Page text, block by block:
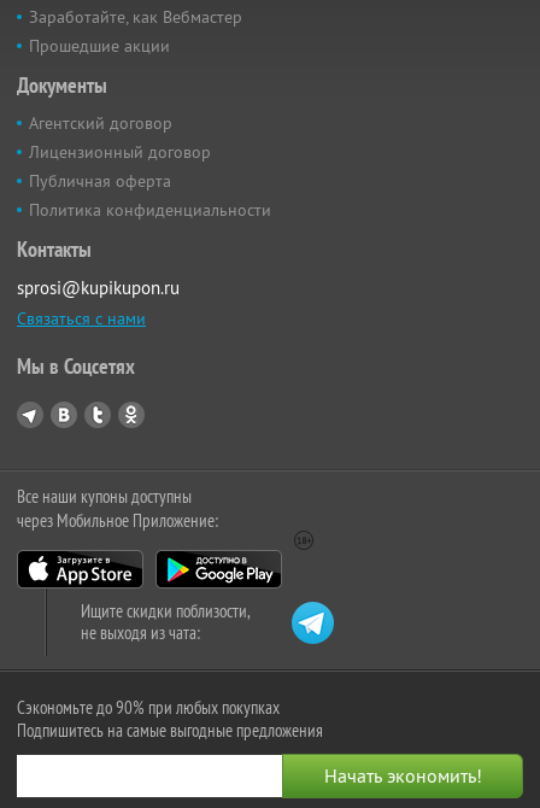
Заработайте, как Вебмастер
Прошедшие акции
Документы
Агентский договор
Лицензионный договор
Публичная оферта
Политика конфиденциальности
Контакты
sprosi@kupikupon.ru
Связаться с нами
Мы в Соцсетях
Все наши купоны доступны
через Мобильное Приложение:
Ищите скидки поблизости,
не выходя из чата:
Сэкономьте до 90% при любых покупках
Подпишитесь на самые выгодные предложения